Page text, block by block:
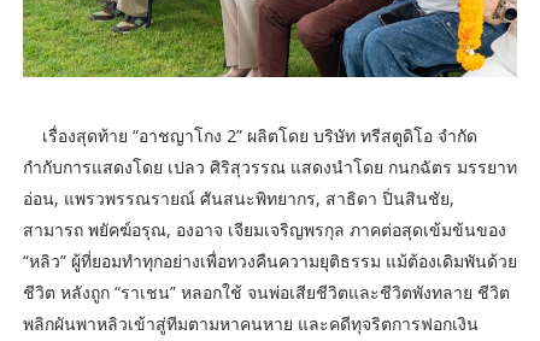
เรื่องสุดท้าย “อาชญาโกง 2” ผลิตโดย บริษัท ทรีสตูดิโอ จำกัด
กำกับการแสดงโดย เปลว ศิริสุวรรณ แสดงนำโดย กนกฉัตร มรรยาท
อ่อน, แพรวพรรณรายณ์ ศันสนะพิทยากร, สาธิดา ปิ่นสินชัย,
สามารถ พยัคฆ์อรุณ, องอาจ เจียมเจริญพรกุล ภาคต่อสุดเข้มข้นของ
“หลิว” ผู้ที่ยอมทำทุกอย่างเพื่อทวงคืนความยุติธรรม แม้ต้องเดิมพันด้วย
ชีวิต หลังถูก “ราเชน” หลอกใช้ จนพ่อเสียชีวิตและชีวิตพังทลาย ชีวิต
พลิกผันพาหลิวเข้าสู่ทีมตามหาคนหาย และคดีทุจริตการฟอกเงิน